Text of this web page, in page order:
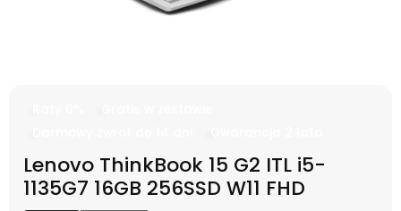
Lenovo ThinkBook 15 G2 ITL i5-
1135G7 16GB 256SSD W11 FHD